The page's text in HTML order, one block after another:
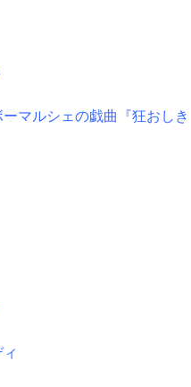
マルシェの戯曲『狂おしき